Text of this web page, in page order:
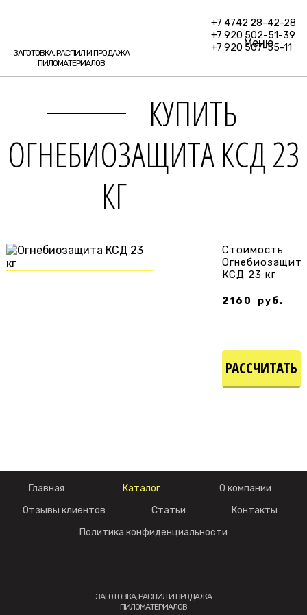
ЗАГОТОВКА, РАСПИЛ И ПРОДАЖА
ПИЛОМАТЕРИАЛОВ
+7 4742 28-42-28
+7 920 502-51-39
+7 920 507-55-11
Меню
КУПИТЬ
ОГНЕБИОЗАЩИТА КСД 23
КГ
Стоимость
КСД 23 кг
2160 руб.
РАССЧИТАТЬ
ЗАГОТОВКА, РАСПИЛ И ПРОДАЖА
ПИЛОМАТЕРИАЛОВ
Главная Каталог
О компании
Отзывы клиентов
Статьи
Контакты
Политика конфиденциальности